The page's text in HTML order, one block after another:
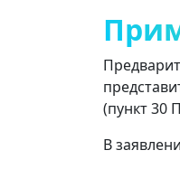
(пункт 30
В